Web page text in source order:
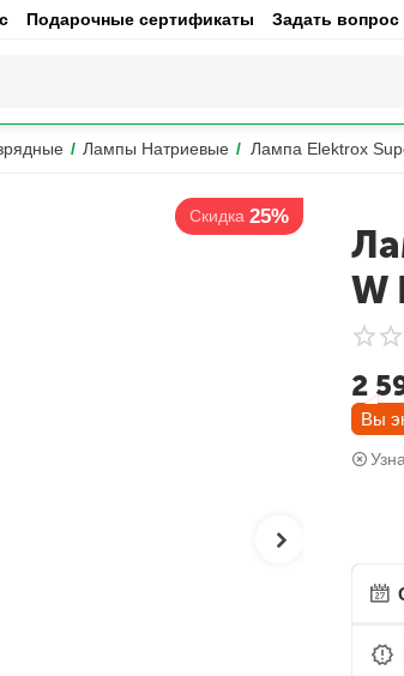
Подарочные сертификаты Задать вопрос
/ Лампы Натриевые / Лампа Elektrox
W
2
Вы